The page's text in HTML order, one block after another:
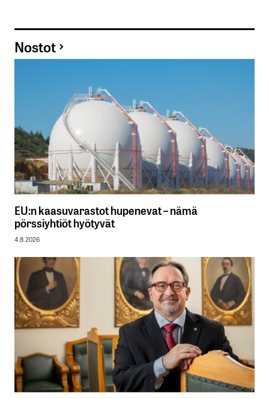
Nostot
EU:n kaasuvarastot hupenevat – nämä
pörssiyhtiöt hyötyvät
4.8.2026